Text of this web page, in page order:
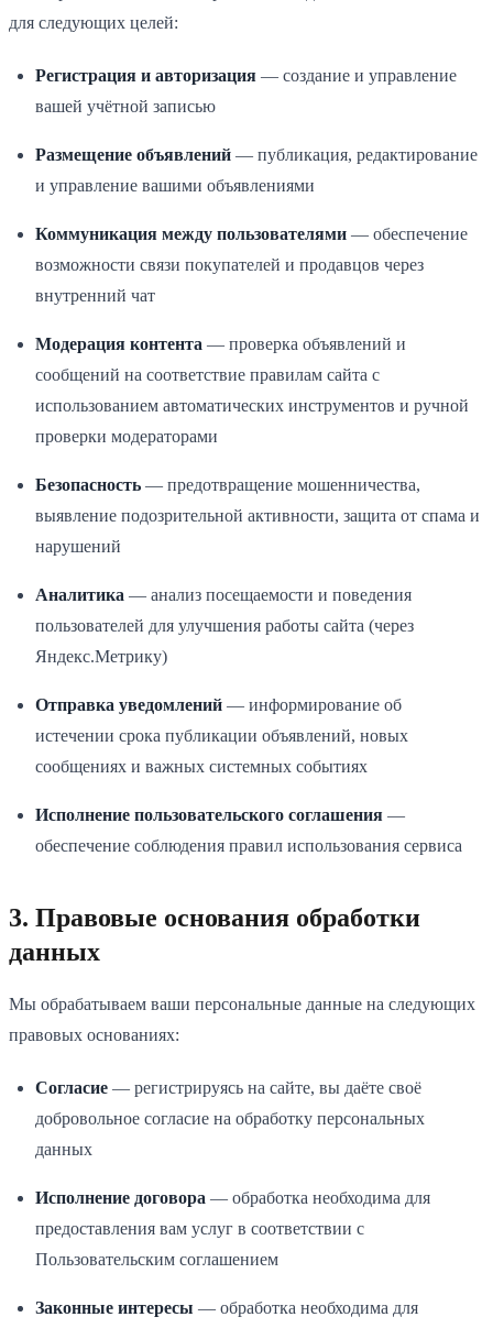
для следующих целей:
Регистрация и авторизация — создание и управление
вашей учётной записью
Размещение объявлений — публикация, редактирование
и управление вашими объявлениями
Коммуникация между пользователями — обеспечение
возможности связи покупателей и продавцов через
внутренний чат
Модерация контента — проверка объявлений и
сообщений на соответствие правилам сайта с
использованием автоматических инструментов и ручной
проверки модераторами
Безопасность — предотвращение мошенничества,
выявление подозрительной активности, защита от спама и
нарушений
Аналитика — анализ посещаемости и поведения
пользователей для улучшения работы сайта (через
Яндекс.Метрику)
Отправка уведомлений — информирование об
истечении срока публикации объявлений, новых
сообщениях и важных системных событиях
Исполнение пользовательского соглашения —
обеспечение соблюдения правил использования сервиса
3. Правовые основания обработки
данных
Мы обрабатываем ваши персональные данные на следующих
правовых основаниях:
Согласие — регистрируясь на сайте, вы даёте своё
добровольное согласие на обработку персональных
данных
Исполнение договора — обработка необходима для
предоставления вам услуг в соответствии с
Пользовательским соглашением
Законные интересы — обработка необходима для